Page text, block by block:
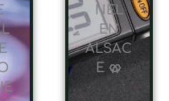
NEL
EN
ALSAC
E 🥨